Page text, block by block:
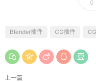
0
Blender插件 CG插件
上一篇